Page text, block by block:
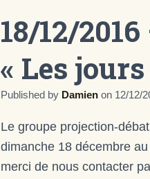
18/12/
« Les
Published by Damien on 12/12/
Le groupe projection-
dimanche 18 décembre
merci de nous contacter